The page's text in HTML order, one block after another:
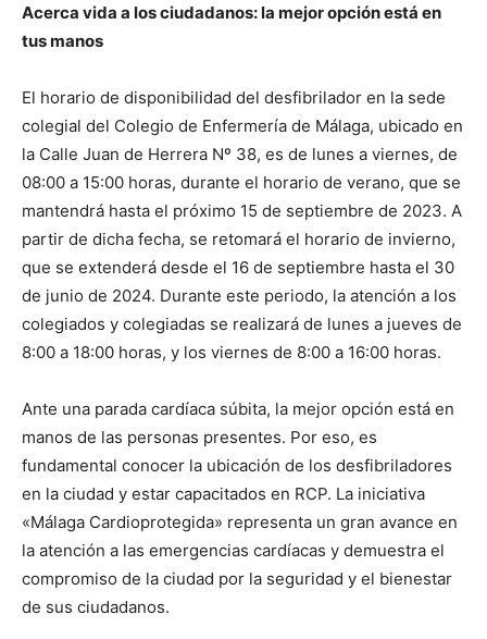
Acerca vida a los ciudadanos: la mejor opción está en
tus manos
El horario de disponibilidad del desfibrilador en la sede
colegial del Colegio de Enfermería de Málaga, ubicado en
la Calle Juan de Herrera Nº 38, es de lunes a viernes, de
08:00 a 15:00 horas, durante el horario de verano, que se
mantendrá hasta el próximo 15 de septiembre de 2023. A
partir de dicha fecha, se retomará el horario de invierno,
que se extenderá desde el 16 de septiembre hasta el 30
de junio de 2024. Durante este periodo, la atención a los
colegiados y colegiadas se realizará de lunes a jueves de
8:00 a 18:00 horas, y los viernes de 8:00 a 16:00 horas.
Ante una parada cardíaca súbita, la mejor opción está en
manos de las personas presentes. Por eso, es
fundamental conocer la ubicación de los desfibriladores
en la ciudad y estar capacitados en RCP. La iniciativa
«Málaga Cardioprotegida» representa un gran avance en
la atención a las emergencias cardíacas y demuestra el
compromiso de la ciudad por la seguridad y el bienestar
de sus ciudadanos.